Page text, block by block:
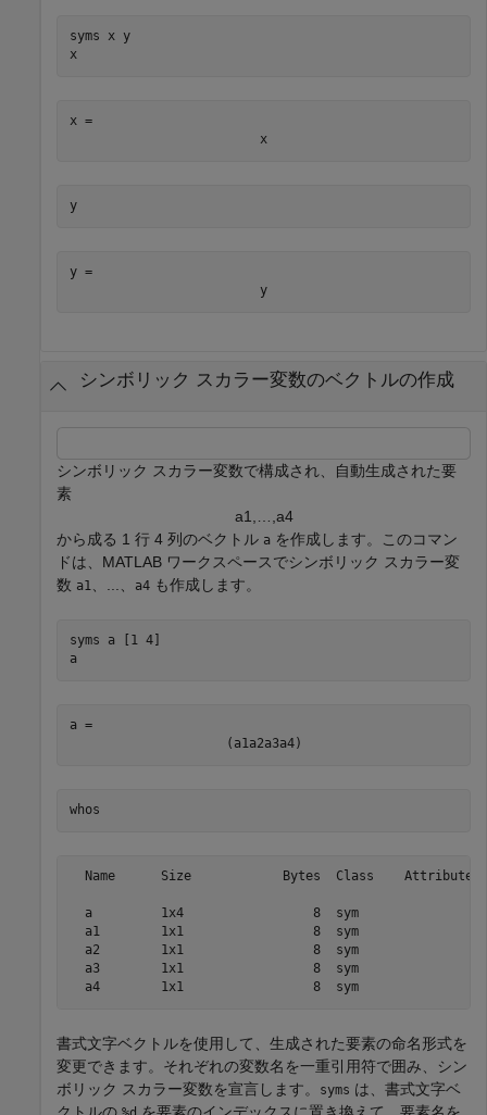
syms x
y
x
x =
x
y
y =
y
シンボリック スカラー変数のベクトルの作成
シンボリック スカラー変数で構成され、自動生成された要
素
a1 a4
から成る 1 行 4 列のベクトル a を作成します。このコマン
ドは、MATLAB ワークスペースでシンボリック スカラー変
数 a1 a4 も作成します。
syms a
[1 4]
a
a =
( a1a2a3a4)
whos
  Name      Size            Bytes  Class    Attributes
  a         1x4                 8  sym
  a1        1x1                 8  sym
  a2        1x1                 8  sym
  a3        1x1                 8  sym
書式文字ベクトルを使用して、生成された要素の命名形式を
変更できます。それぞれの変数名を一重引用符で囲み、シン
ボリック スカラー変数を宣言します。
syms は、書式文字ベ
クトルの
を要素のインデックスに置き換えて、要素名を